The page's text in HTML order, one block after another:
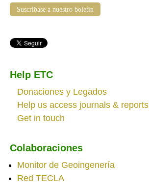
Suscríbase a nuestro boletín
Help ETC
Donaciones y Legados
Help us access journals & reports
Get in touch
Colaboraciones
Monitor de Geoingenería
Red TECLA